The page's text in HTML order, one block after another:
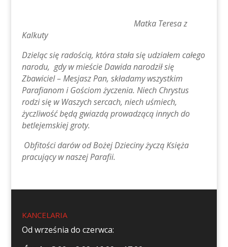
Matka Teresa z
Kalkuty
Dzieląc się radością, która stała się udziałem całego
narodu, gdy w mieście Dawida narodził się
Zbawiciel – Mesjasz Pan, składamy wszystkim
Parafianom i Gościom życzenia. Niech Chrystus
rodzi się w Waszych sercach, niech uśmiech,
życzliwość będą gwiazdą prowadzącą innych do
betlejemskiej groty.
Obfitości darów od Bożej Dzieciny życzą Księża
pracujący w naszej Parafii.
KANCELARIA
Od września do czerwca: